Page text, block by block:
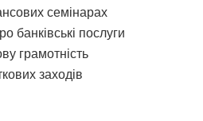
семінарах
банківські послуги
грамотність
заходів